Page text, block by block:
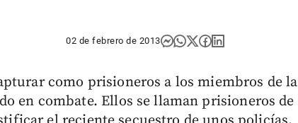
02 de febrero de 2013
como prisioneros a los miembros de la
en combate. Ellos se llaman prisioneros de